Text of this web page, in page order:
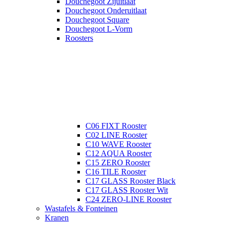
Douchegoot Onderuitlaat
Douchegoot Square
Douchegoot L-Vorm
Roosters
C06 FIXT Rooster
C02 LINE Rooster
C10 WAVE Rooster
C12 AQUA Rooster
C15 ZERO Rooster
C16 TILE Rooster
C17 GLASS Rooster Black
C17 GLASS Rooster Wit
C24 ZERO-LINE Rooster
Wastafels & Fonteinen
Kranen